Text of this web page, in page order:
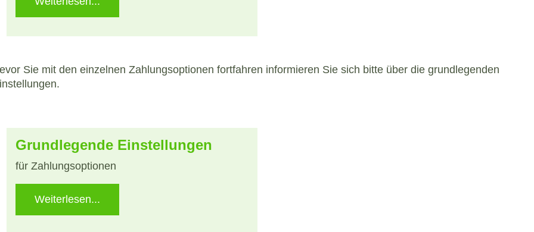
Sie mit den einzelnen Zahlungsoptionen fortfahren informieren Sie sich bitte über die grundlegenden
Grundlegende Einstellungen
für Zahlungsoptionen
Weiterlesen...